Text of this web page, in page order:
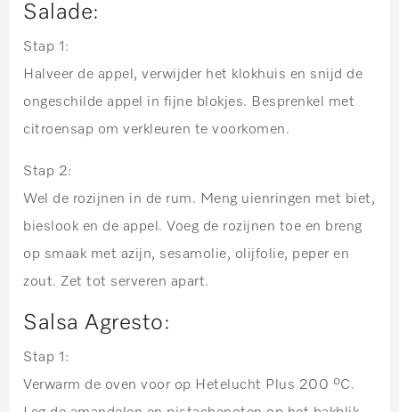
Salade:
Stap 1:
Halveer de appel, verwijder het klokhuis en snijd de
ongeschilde appel in fijne blokjes. Besprenkel met
citroensap om verkleuren te voorkomen.
Stap 2:
Wel de rozijnen in de rum. Meng uienringen met biet,
bieslook en de appel. Voeg de rozijnen toe en breng
op smaak met azijn, sesamolie, olijfolie, peper en
zout. Zet tot serveren apart.
Salsa Agresto:
Stap 1:
Verwarm de oven voor op Hetelucht Plus 200 ºC.